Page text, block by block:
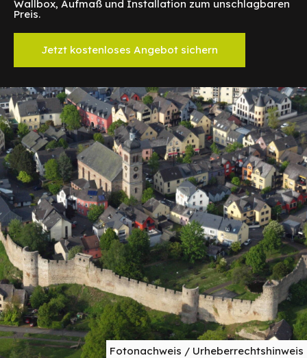
Wallbox, Aufmaß und Installation zum unschlagbaren
Preis.
Jetzt kostenloses Angebot sichern
Fotonachweis / Urheberrechtshinweis